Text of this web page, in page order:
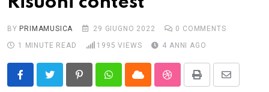
BY PRIMAMUSICA 29 GIUGNO 2022 0 COMMENTS
1 MINUTE READ
1995 VIEWS 4 ANNI AGO
PinterestWhatsappCloud StumbleUpon
Print
Share